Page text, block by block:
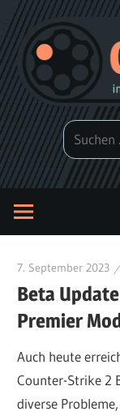
Zum
Inhalt
springen
7. September 2023
Beta
Premier
Auch heute
Counter-Strike 2
diverse